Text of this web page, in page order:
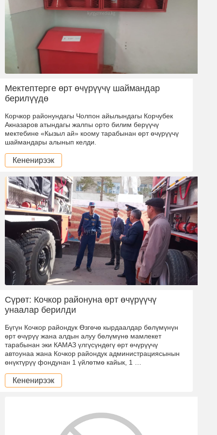
Мектептерге өрт өчүрүүчү шаймандар
берилүүдө
Корчкор районундагы Чолпон айылындагы Корчубек
Акназаров атындагы жалпы орто билим берүүчү
мектебине «Кызыл ай» коому тарабынан өрт өчүрүүчү
шаймандары алынып келди.
Кененирээк
Сүрөт: Кочкор районуна өрт өчүрүүчү
унаалар берилди
Бүгүн Кочкор райондук Өзгөчө кырдаалдар бөлүмүнүн
өрт өчүрүү жана алдын алуу бөлүмүнө мамлекет
тарабынан эки КАМАЗ үлгүсүндөгү өрт өчүрүүчү
автоунаа жана Кочкор райондук администрациясынын
өнүктүрүү фондунан 1 үйлөтмө кайык, 1 …
Кененирээк